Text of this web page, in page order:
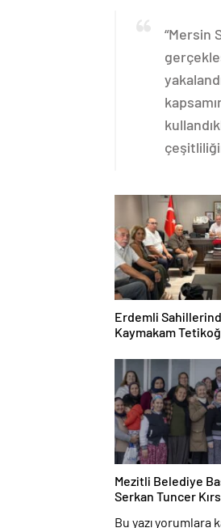
“Mersin
Erdemli
Kaymakam
Mezitli Belediye
Serkan Tuncer
Bu yazı yorumlara